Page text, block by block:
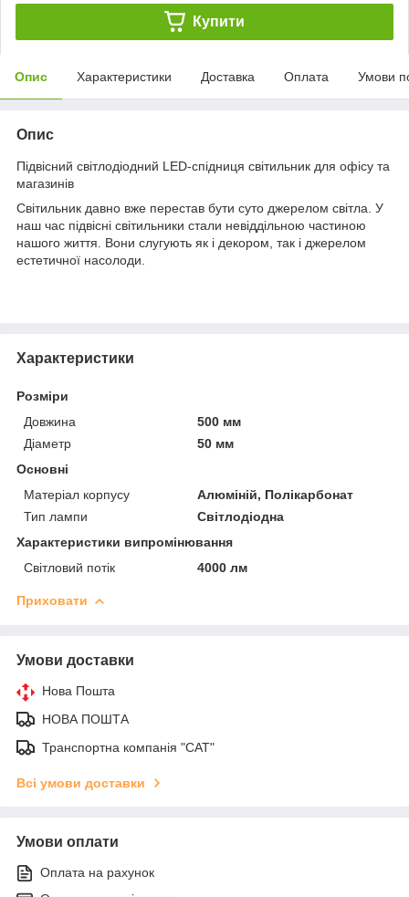
Купити
Опис Характеристики Доставка Оплата Умови
Опис
Підвісний світлодіодний LED-спідниця світильник для офісу та
магазинів
Світильник давно вже перестав бути суто джерелом світла. У
наш час підвісні світильники стали невіддільною частиною
нашого життя. Вони слугують як і декором, так і джерелом
естетичної насолоди.
Характеристики
Розміри
Довжина
500 мм
Діаметр
50 мм
Основні
Матеріал корпусу
Алюміній, Полікарбонат
Тип лампи
Світлодіодна
Характеристики випромінювання
Світловий потік
4000 лм
Приховати
Умови доставки
Нова Пошта
НОВА ПОШТА
Транспортна компанія "САТ"
Всі умови доставки
Умови оплати
Оплата на рахунок